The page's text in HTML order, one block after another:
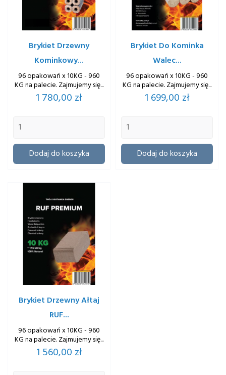
Brykiet Drzewny
Kominkowy...
96 opakowań x 10KG - 960
KG na palecie. Zajmujemy się...
Cena
1 780,00 zł
Dodaj do koszyka
Brykiet Do Kominka
Walec...
96 opakowań x 10KG - 960
KG na palecie. Zajmujemy się...
Cena
1 699,00 zł
Dodaj do koszyka
Brykiet Drzewny Ałtaj
RUF...
96 opakowań x 10KG - 960
KG na palecie. Zajmujemy się...
Cena
1 560,00 zł